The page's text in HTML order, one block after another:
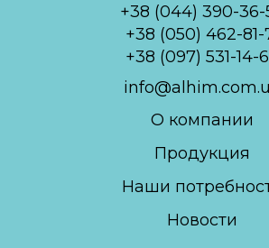
+38 (044) 390-36-
+38 (050) 462-81-
+38 (097) 531-14-
О компании
Продукция
Наши
Новости